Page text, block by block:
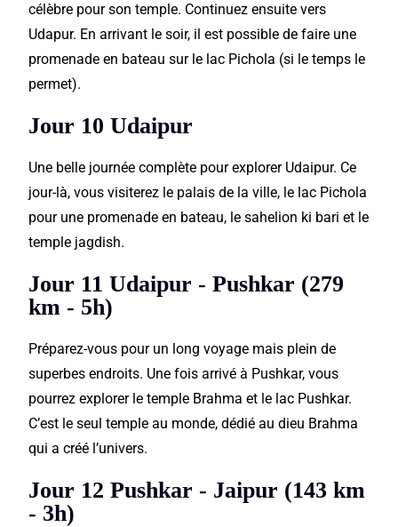
célèbre pour son temple. Continuez ensuite vers
Udapur. En arrivant le soir, il est possible de faire une
promenade en bateau sur le lac Pichola (si le temps le
permet).
Jour 10 Udaipur
Une belle journée complète pour explorer Udaipur. Ce
jour-là, vous visiterez le palais de la ville, le lac Pichola
pour une promenade en bateau, le sahelion ki bari et le
temple jagdish.
Jour 11 Udaipur - Pushkar (279
km - 5h)
Préparez-vous pour un long voyage mais plein de
superbes endroits. Une fois arrivé à Pushkar, vous
pourrez explorer le temple Brahma et le lac Pushkar.
C’est le seul temple au monde, dédié au dieu Brahma
qui a créé l’univers.
Jour 12 Pushkar - Jaipur (143 km
- 3h)